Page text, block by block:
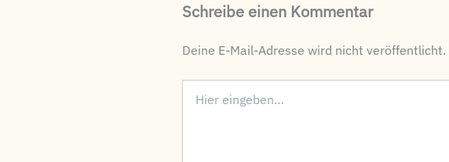
Schreibe einen Kommentar
Deine E-Mail-Adresse wird nicht veröffentlicht.
eingeben…